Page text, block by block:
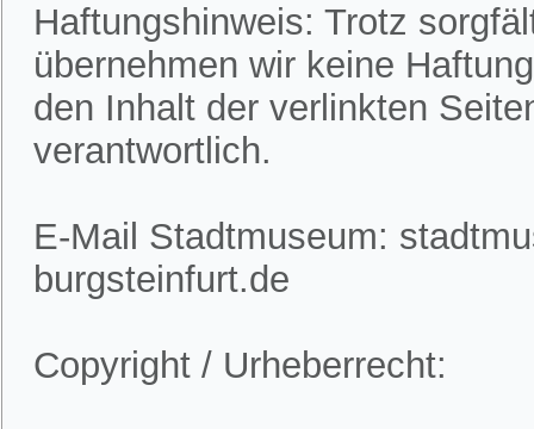
Haftungshinweis: Trotz
übernehmen wir keine
den Inhalt der verlinkten
verantwortlich.
E-Mail Stadtmuseum:
burgsteinfurt.de
Copyright / Urheberrecht: